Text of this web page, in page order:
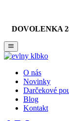
DOVOLENKA
O nás
Novinky
Darčekové
Blog
Kontakt